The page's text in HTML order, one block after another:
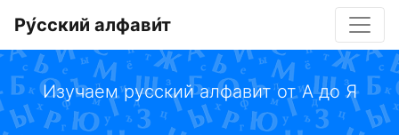
Ру́сский алфави́т
Изучаем русский алфавит от А до Я